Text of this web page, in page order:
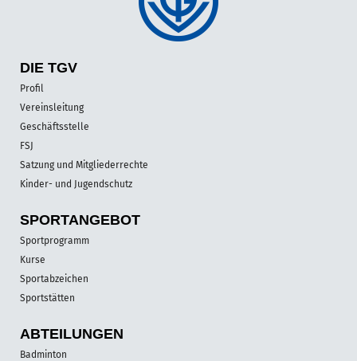
DIE TGV
Profil
Vereinsleitung
Geschäftsstelle
FSJ
Satzung und Mitgliederrechte
Kinder- und Jugendschutz
SPORT­ANGEBOT
Sportprogramm
Kurse
Sportabzeichen
Sportstätten
ABTEILUNGEN
Badminton